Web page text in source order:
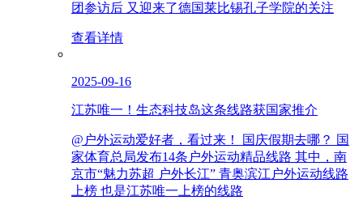
团参访后 又迎来了德国莱比锡孔子学院的关注
查看详情
2025-09-16
江苏唯一！生态科技岛这条线路获国家推介
@户外运动爱好者，看过来！ 国庆假期去哪？ 国
家体育总局发布14条户外运动精品线路 其中，南
京市“魅力苏超 户外长江” 青奥滨江户外运动线路
上榜 也是江苏唯一上榜的线路